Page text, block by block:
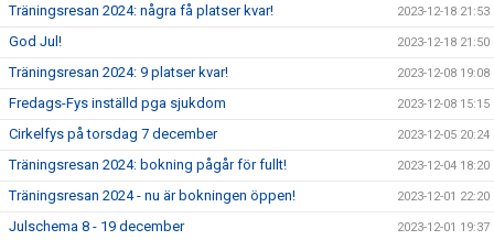
Träningsresan 2024: några få platser kvar! 2023-12-18 21:53
God Jul! 2023-12-18 21:50
Träningsresan 2024: 9 platser kvar! 2023-12-08 19:08
Fredags-Fys inställd pga sjukdom 2023-12-08 15:15
Cirkelfys på torsdag 7 december 2023-12-05 20:24
Träningsresan 2024: bokning pågår för fullt! 2023-12-04 18:20
Träningsresan 2024 - nu är bokningen öppen! 2023-12-01 22:20
Julschema 8 - 19 december 2023-12-01 19:37